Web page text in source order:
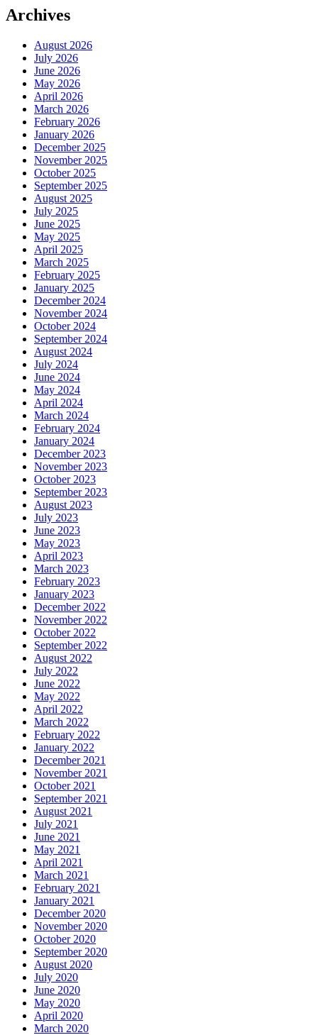
Archives
August 2026
July 2026
June 2026
May 2026
April 2026
March 2026
February 2026
January 2026
December 2025
November 2025
October 2025
September 2025
August 2025
July 2025
June 2025
May 2025
April 2025
March 2025
February 2025
January 2025
December 2024
November 2024
October 2024
September 2024
August 2024
July 2024
June 2024
May 2024
April 2024
March 2024
February 2024
January 2024
December 2023
November 2023
October 2023
September 2023
August 2023
July 2023
June 2023
May 2023
April 2023
March 2023
February 2023
January 2023
December 2022
November 2022
October 2022
September 2022
August 2022
July 2022
June 2022
May 2022
April 2022
March 2022
February 2022
January 2022
December 2021
November 2021
October 2021
September 2021
August 2021
July 2021
June 2021
May 2021
April 2021
March 2021
February 2021
January 2021
December 2020
November 2020
October 2020
September 2020
August 2020
July 2020
June 2020
May 2020
April 2020
March 2020